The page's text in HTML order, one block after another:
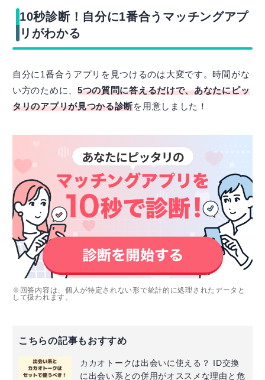
10秒診断！自分に1番合うマッチングアプ
リがわかる
自分に1番合うアプリを見つけるのは大変です。時間がな
い方のために、 5つの質問に答えるだけで、あなたにピッ
タリのアプリが見つかる診断を用意しました！
※回答内容は、個人が特定されない形で統計的に処理されたデータと
して扱われます。
こちらの記事もおすすめ
カカオトークは出会いに使える？ ID交換
に出会い系との併用がオススメな理由と危